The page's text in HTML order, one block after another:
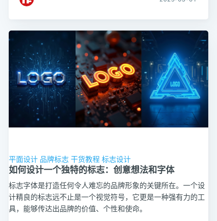
平面设计 品牌标志 干货教程 标志设计
如何设计一个独特的标志：创意想法和字体
标志字体是打造任何令人难忘的品牌形象的关键所在。一个设
计精良的标志远不止是一个视觉符号，它更是一种强有力的工
具，能够传达出品牌的价值、个性和使命。